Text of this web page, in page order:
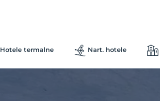
Hotele termalne Nart. hotele